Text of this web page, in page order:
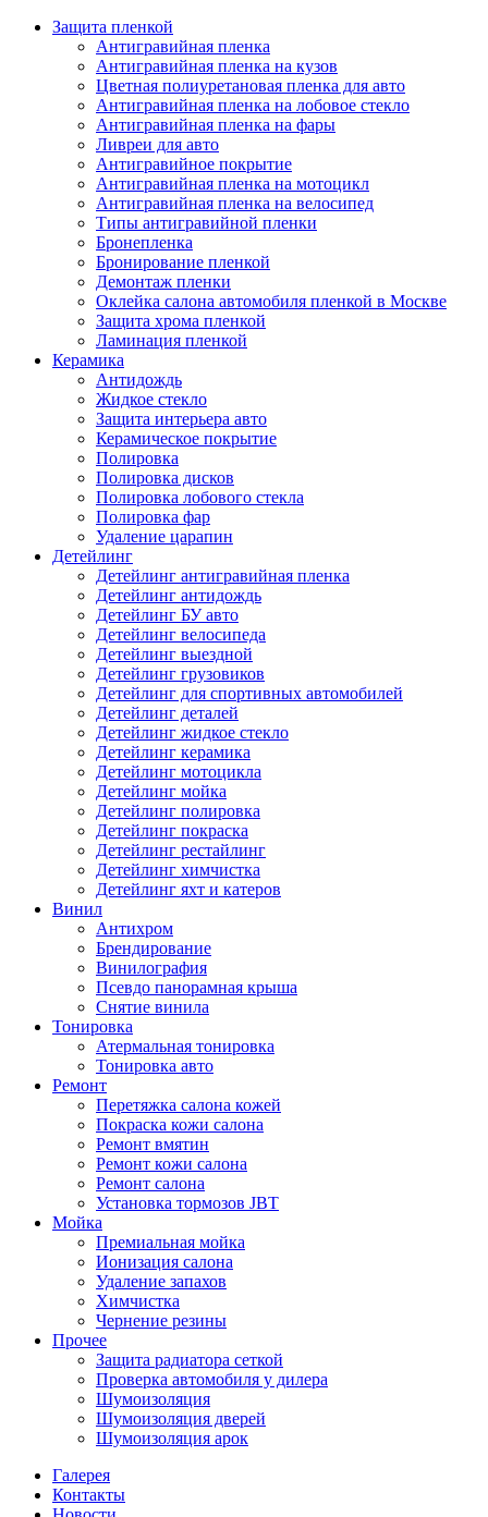
Защита пленкой
Антигравийная пленка
Антигравийная пленка на кузов
Цветная полиуретановая пленка для авто
Антигравийная пленка на лобовое стекло
Антигравийная пленка на фары
Ливреи для авто
Антигравийное покрытие
Антигравийная пленка на мотоцикл
Антигравийная пленка на велосипед
Типы антигравийной пленки
Бронепленка
Бронирование пленкой
Демонтаж пленки
Оклейка салона автомобиля пленкой в Москве
Защита хрома пленкой
Ламинация пленкой
Керамика
Антидождь
Жидкое стекло
Защита интерьера авто
Керамическое покрытие
Полировка
Полировка дисков
Полировка лобового стекла
Полировка фар
Удаление царапин
Детейлинг
Детейлинг антигравийная пленка
Детейлинг антидождь
Детейлинг БУ авто
Детейлинг велосипеда
Детейлинг выездной
Детейлинг грузовиков
Детейлинг для спортивных автомобилей
Детейлинг деталей
Детейлинг жидкое стекло
Детейлинг керамика
Детейлинг мотоцикла
Детейлинг мойка
Детейлинг полировка
Детейлинг покраска
Детейлинг рестайлинг
Детейлинг химчистка
Детейлинг яхт и катеров
Винил
Антихром
Брендирование
Винилография
Псевдо панорамная крыша
Снятие винила
Тонировка
Атермальная тонировка
Тонировка авто
Ремонт
Перетяжка салона кожей
Покраска кожи салона
Ремонт вмятин
Ремонт кожи салона
Ремонт салона
Установка тормозов JBT
Мойка
Премиальная мойка
Ионизация салона
Удаление запахов
Химчистка
Чернение резины
Прочее
Защита радиатора сеткой
Проверка автомобиля у дилера
Шумоизоляция
Шумоизоляция дверей
Шумоизоляция арок
Галерея
Контакты